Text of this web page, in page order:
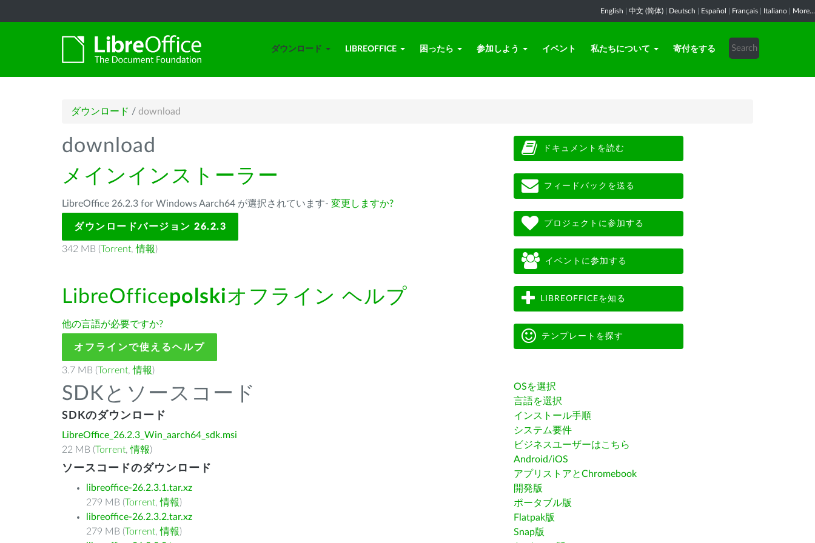
English 中文 (简体) Deutsch Español Français Italiano More...
ダウンロード LIBREOFFICE 困ったら 参加しよう イベント 私たちについて 寄付をする
ダウンロード / download
download
メインインストーラー
LibreOffice 26.2.3 for Windows Aarch64 が選択されています- 変更しますか?
ダウンロードバージョン 26.2.3
342 MB (Torrent,情報)
LibreOfficepolskiオフライン ヘルプ
他の言語が必要ですか?
オフラインで使えるヘルプ
3.7 MB (Torrent,情報)
SDKとソースコード
SDKのダウンロード
LibreOffice_26.2.3_Win_aarch64_sdk.msi
22 MB (Torrent,情報)
ソースコードのダウンロード
libreoffice-26.2.3.1.tar.xz
279 MB (Torrent,情報)
libreoffice-26.2.3.2.tar.xz
279 MB (Torrent,情報)
ドキュメントを読む
フィードバックを送る
プロジェクトに参加する
イベントに参加する
LIBREOFFICEを知る
テンプレートを探す
OSを選択
言語を選択
インストール手順
システム要件
ビジネスユーザーはこちら
Android/iOS
アプリストアとChromebook
開発版
ポータブル版
Flatpak版
Snap版